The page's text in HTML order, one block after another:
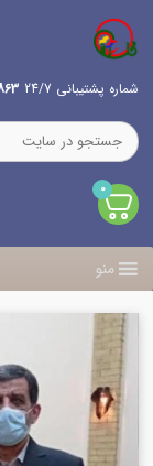
شماره پشتیبانی 24/7 0911
0
منو